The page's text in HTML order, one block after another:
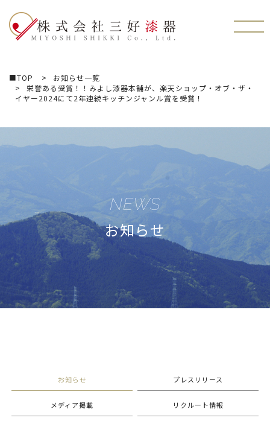
■TOP
お知らせ一覧
栄誉ある受賞！！みよし漆器本舗が、楽天ショップ・オブ・ザ・
イヤー2024にて2年連続キッチンジャンル賞を受賞！
NEWS
お知らせ
お知らせ プレスリリース
メディア掲載 リクルート情報